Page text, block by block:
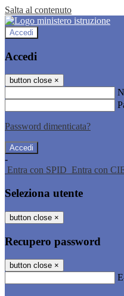
Salta al contenuto
Accedi
Accedi
button close ×
Password dimenticata?
-
Entra con SPID Entra con
Seleziona utente
button close ×
Recupero password
button close ×